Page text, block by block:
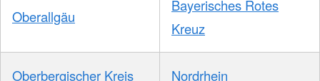
Oberallgäu
Bayerisches Rotes
Kreuz
Oberbergischer Kreis Nordrhein